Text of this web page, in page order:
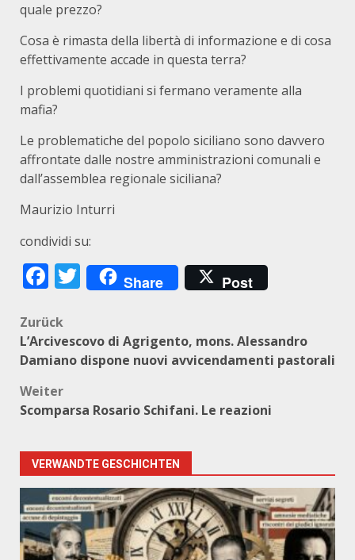
quale prezzo?
Cosa è rimasta della libertà di informazione e di cosa
effettivamente accade in questa terra?
I problemi quotidiani si fermano veramente alla
mafia?
Le problematiche del popolo siciliano sono davvero
affrontate dalle nostre amministrazioni comunali e
dall’assemblea regionale siciliana?
Maurizio Inturri
condividi su:
Facebook
Twitter
Share Post
Beitragsnavigation
Zurück
L’Arcivescovo di Agrigento, mons. Alessandro
Damiano dispone nuovi avvicendamenti pastorali
Weiter
Scomparsa Rosario Schifani. Le reazioni
VERWANDTE GESCHICHTEN